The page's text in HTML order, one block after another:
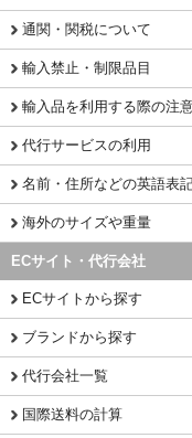
通関・関税について
輸入禁止・制限品目
輸入品を利用する際の注
代行サービスの利用
名前・住所などの英語表
海外のサイズや重量
ECサイト・代行会社
ECサイトから探す
ブランドから探す
代行会社一覧
国際送料の計算